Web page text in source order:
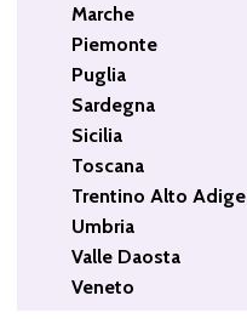
Marche
Piemonte
Puglia
Sardegna
Sicilia
Toscana
Trentino Alto Adige
Umbria
Valle Daosta
Veneto